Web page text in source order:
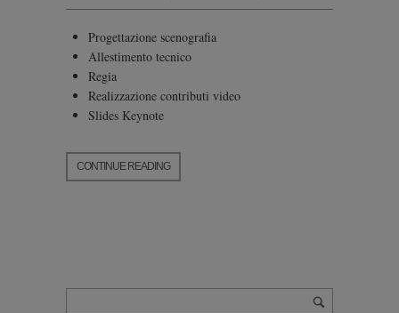
Progettazione scenografia
Allestimento tecnico
Regia
Realizzazione contributi video
Slides Keynote
CONTINUE READING